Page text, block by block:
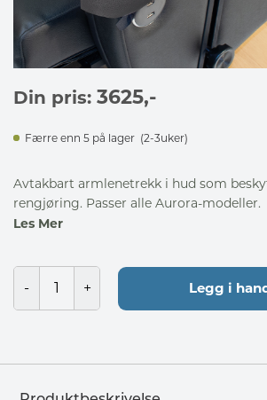
Din pris: 3625,-
Færre enn 5 på lager (2-3uker)
Avtakbart armlenetrekk i hud som
rengjøring. Passer alle Aurora-modeller.
Les Mer
Legg i